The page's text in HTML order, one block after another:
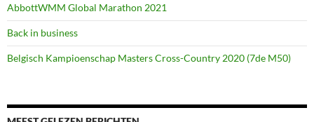
AbbottWMM Global Marathon 2021
Back in business
Belgisch Kampioenschap Masters Cross-Country 2020 (7de M50)